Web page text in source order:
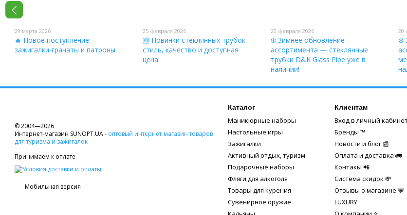
29 марта 2026
🔥 Новое поступление:
зажигалки-гранаты и патроны
25 февраля 2026
🆕 Новинки стеклянных трубок —
стиль, качество и доступная
цена
20 февраля 2026
❄️ Зимнее обновление
ассортимента — стеклянные
трубки D&K Glass Pipe уже в
наличии!
20
❄️
© 2004—2026
Интернет-магазин SUNOPT.UA - оптовый интернет-магазин товаров
для туризма и зажигалок
Принимаем к оплате
Мобильная версия
Каталог
Маникюрные наборы
Настольные игры
Зажигалки
Активный отдых, туризм
Подарочные наборы
Фляги для алкоголя
Товары для курения
Сувенирное оружие
Клиентам
Вход в личный
Бренды ™️
Новости и блог 📰
Оплата и доставка 🚛
Контакы 📲
Система скидок 💸
Отзывы о магазине 💬
LUXURY